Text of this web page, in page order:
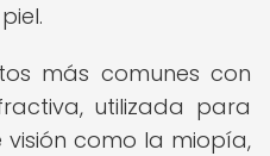
más comunes con
utilizada para
como la miopía,